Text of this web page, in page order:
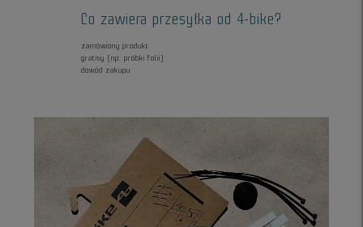
Co zawiera przesyłka od 4-bike?
zamówiony produkt
gratisy (np. próbki folii)
dowód zakupu